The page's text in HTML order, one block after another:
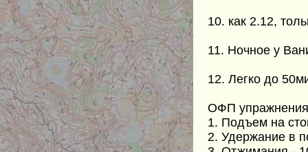
10. как 2.12,
11. Ночное у
12. Легко до
ОФП
1. Подъем на
2. Удержание в